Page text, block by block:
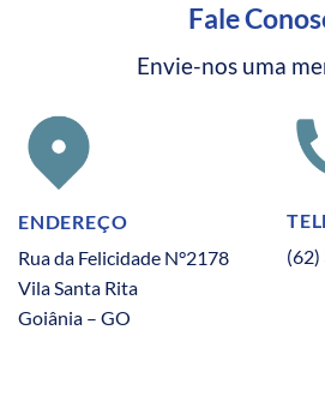
Fale
Envie-nos uma
ENDEREÇO
Rua da Felicidade N°2178
Vila Santa Rita
Goiânia – GO